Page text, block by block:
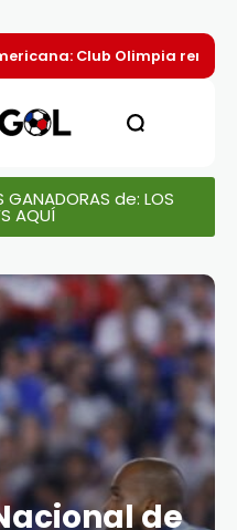
Club Olimpia
de: LOS
AQUÍ
de